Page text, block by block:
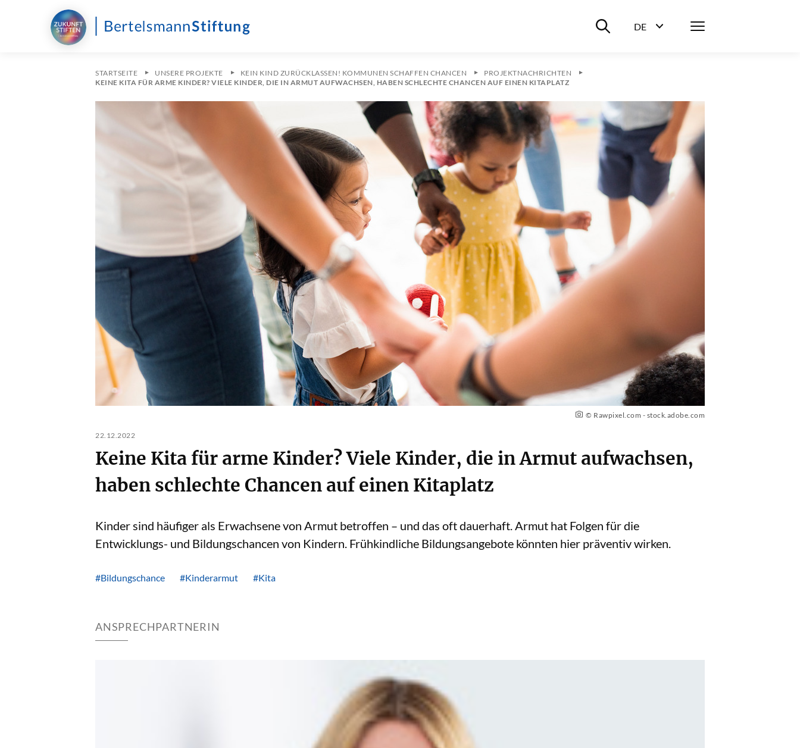
Suche ein-/ausblenden
DE
Menü
STARTSEITE UNSERE PROJEKTE KEIN KIND ZURÜCKLASSEN! KOMMUNEN SCHAFFEN CHANCEN
PROJEKTNACHRICHTEN
KEINE KITA FÜR ARME KINDER? VIELE KINDER, DIE IN ARMUT AUFWACHSEN, HABEN SCHLECHTE CHANCEN AUF EINEN KITAPLATZ
© Rawpixel.com - stock.adobe.com
22.12.2022
Keine Kita für arme Kinder? Viele Kinder, die in Armut aufwachsen,
haben schlechte Chancen auf einen Kitaplatz
Kinder sind häufiger als Erwachsene von Armut betroffen – und das oft dauerhaft. Armut hat Folgen für die
Entwicklungs- und Bildungschancen von Kindern. Frühkindliche Bildungsangebote könnten hier präventiv wirken.
#Bildungschance #Kinderarmut #Kita
ANSPRECHPARTNERIN